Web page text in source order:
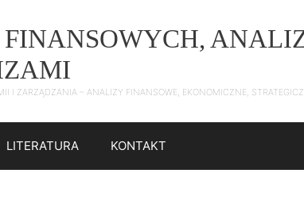
I ZARZĄDZANIA – ANALIZY FINANSOWE, EKONOMICZNE,
LITERATURA KONTAKT